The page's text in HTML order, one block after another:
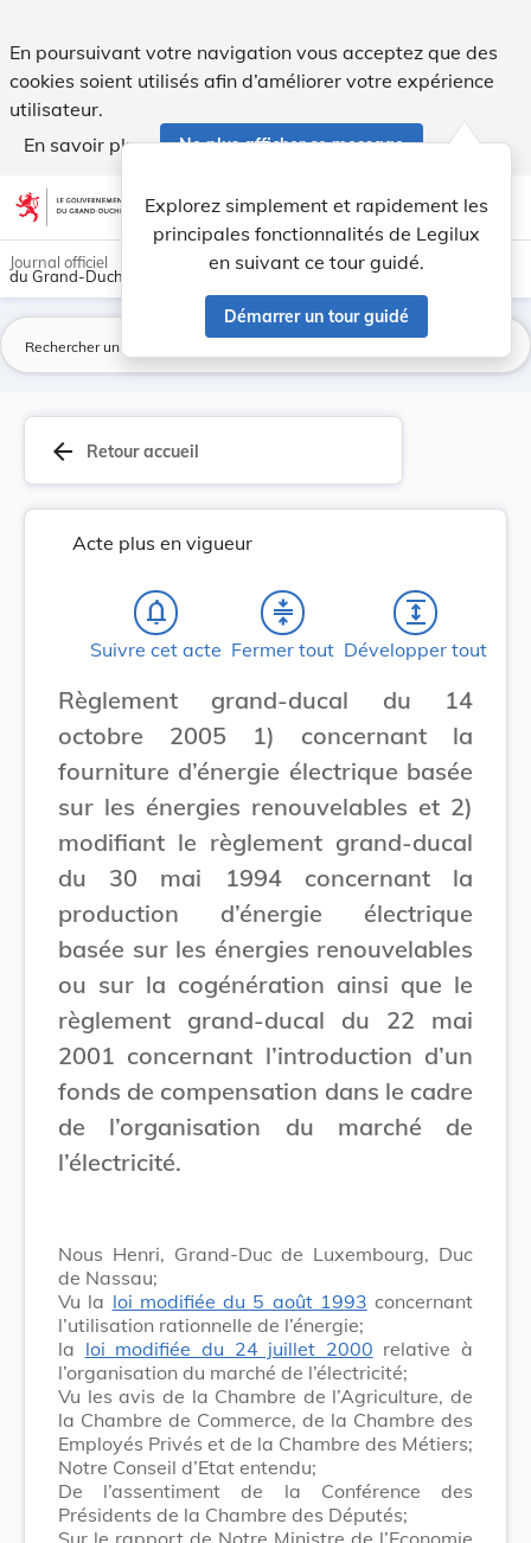
En poursuivant votre navigation vous acceptez que des
cookies soient utilisés afin d’améliorer votre expérience
utilisateur.
En savoir plus
Ne plus afficher ce message
Aller au contenu account_circle help Aide
Explorez simplement et rapidement les
principales fonctionnalités de Legilux
en suivant ce tour guidé.
Démarrer un tour guidé
light_mode dark_mode
Journal officiel
du Grand-Duché de Luxembourg
arrow_back Retour accueil
Acte plus en vigueur
notifications_none
Suivre cet acte
compress
Fermer tout
expand
Développer tout
Règlement grand-ducal du 14
octobre 2005 1) concernant la
fourniture d’énergie électrique basée
sur les énergies renouvelables et 2)
modifiant le règlement grand-ducal
du 30 mai 1994 concernant la
production d’énergie électrique
basée sur les énergies renouvelables
ou sur la cogénération ainsi que le
règlement grand-ducal du 22 mai
2001 concernant l’introduction d’un
fonds de compensation dans le cadre
de l’organisation du marché de
l’électricité.
Nous Henri, Grand-Duc de Luxembourg, Duc
de Nassau;
Vu la loi modifiée du 5 août 1993 concernant
l’utilisation rationnelle de l’énergie;
la loi modifiée du 24 juillet 2000 relative à
l’organisation du marché de l’électricité;
Vu les avis de la Chambre de l’Agriculture, de
la Chambre de Commerce, de la Chambre des
Employés Privés et de la Chambre des Métiers;
Notre Conseil d’Etat entendu;
De l’assentiment de la Conférence des
Présidents de la Chambre des Députés;
Sur le rapport de Notre Ministre de l’Economie